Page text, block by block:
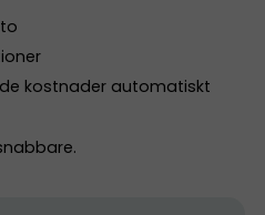
kostnader automatiskt